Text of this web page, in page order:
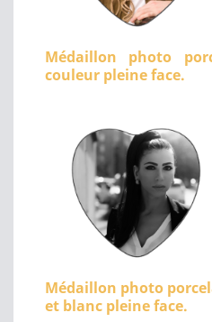
Médaillon photo
couleur pleine face.
Médaillon photo
et blanc pleine face.